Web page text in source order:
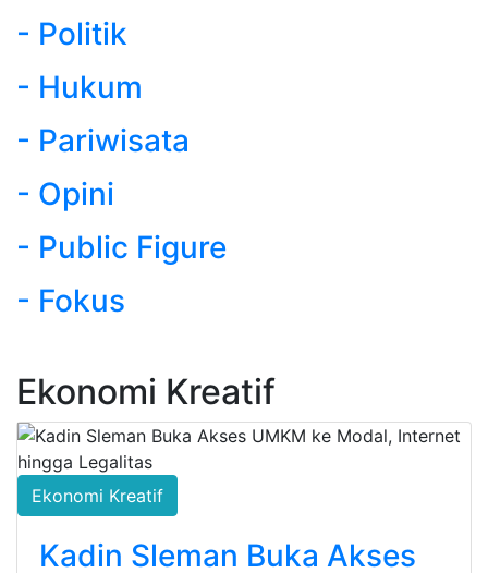
- Politik
- Hukum
- Pariwisata
- Opini
- Public Figure
- Fokus
Ekonomi Kreatif
Ekonomi Kreatif
Kadin Sleman Buka Akses